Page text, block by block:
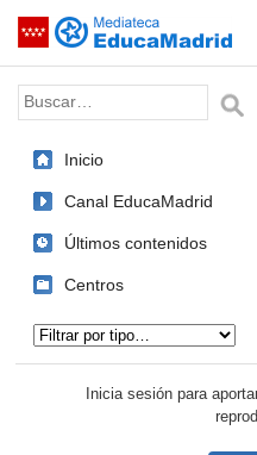
Saltar navegación
Palabra o frase:
Inicio
Canal EducaMadrid
Últimos contenidos
Centros
Inicia sesión para